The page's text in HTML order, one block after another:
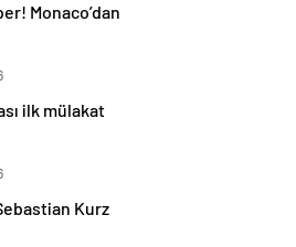
Monaco’dan
ilk mülakat
Kurz